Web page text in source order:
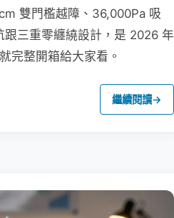
雙門檻越障、36,000Pa 吸
跟三重零纏繞設計，是 2026 年
完整開箱給大家看。
繼續閱讀→